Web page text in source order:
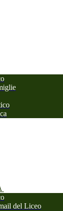
del Liceo